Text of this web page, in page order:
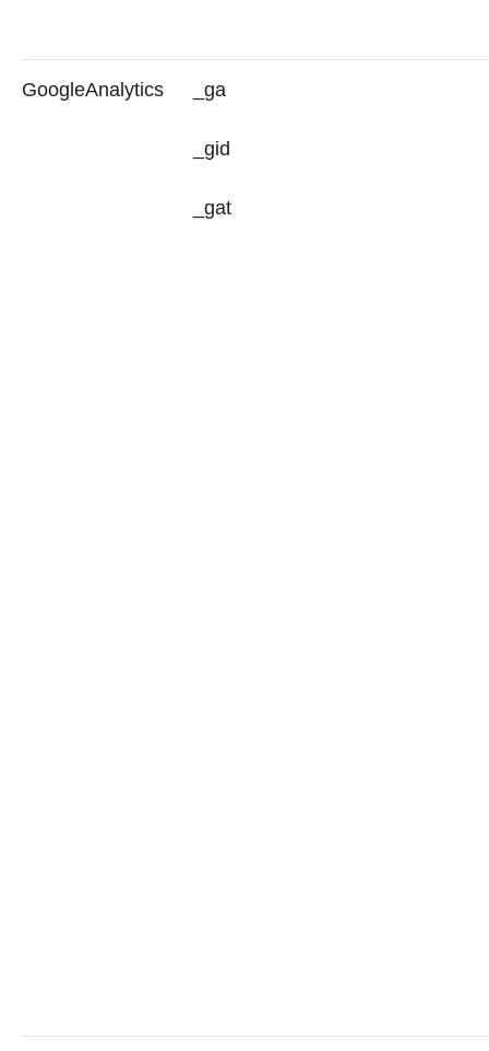
GoogleAnalytics _ga
_gid
_gat